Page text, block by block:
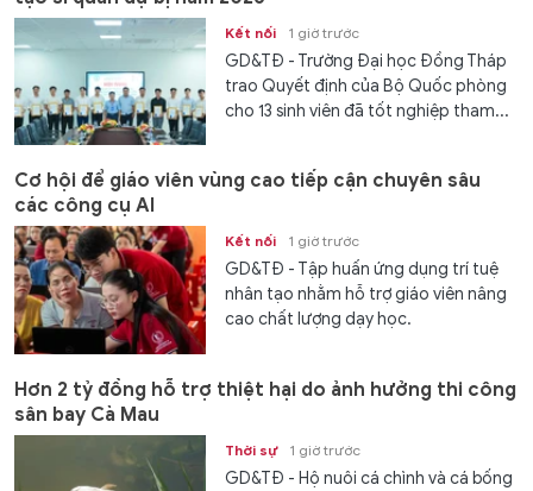
Kết nối 1 giờ trước
GD&TĐ - Trường Đại học Đồng Tháp
trao Quyết định của Bộ Quốc phòng
cho 13 sinh viên đã tốt nghiệp tham...
Cơ hội để giáo viên vùng cao tiếp cận chuyên sâu
các công cụ AI
Kết nối 1 giờ trước
GD&TĐ - Tập huấn ứng dụng trí tuệ
nhân tạo nhằm hỗ trợ giáo viên nâng
cao chất lượng dạy học.
Hơn 2 tỷ đồng hỗ trợ thiệt hại do ảnh hưởng thi công
sân bay Cà Mau
Thời sự 1 giờ trước
GD&TĐ - Hộ nuôi cá chình và cá bống